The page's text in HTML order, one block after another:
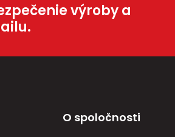
výroby a
O spoločnosti